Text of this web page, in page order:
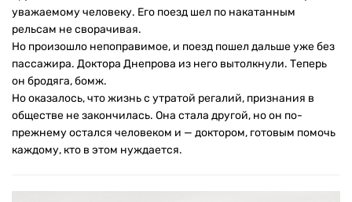
уважаемому человеку. Его поезд шел по накатанным
рельсам не сворачивая.
Но произошло непоправимое, и поезд пошел дальше уже без
пассажира. Доктора Днепрова из него вытолкнули. Теперь
он бродяга, бомж.
Но оказалось, что жизнь с утратой регалий, признания в
обществе не закончилась. Она стала другой, но он по-
прежнему остался человеком и — доктором, готовым помочь
каждому, кто в этом нуждается.